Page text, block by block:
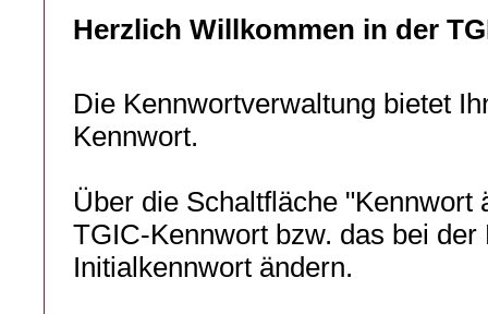
Herzlich Willkommen in der
Die Kennwortverwaltung bietet
Kennwort.
Über die Schaltfläche "Kennwort
TGIC-Kennwort bzw. das bei
Initialkennwort ändern.